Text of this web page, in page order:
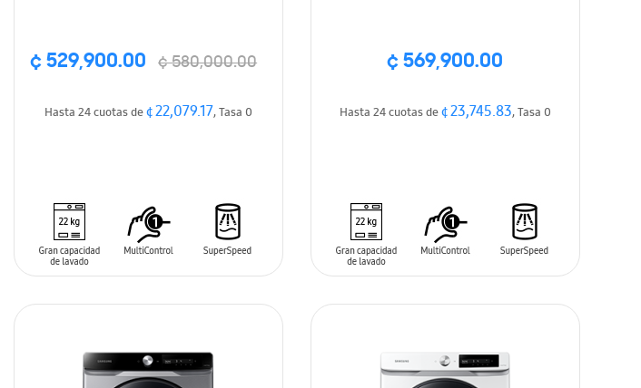
¢ 529,900.00 ¢ 580,000.00
Hasta 24 cuotas de¢ 22,079.17, Tasa 0
DISPONIBLE
¢ 569,900.00
Hasta 24 cuotas de¢ 23,745.83, Tasa 0